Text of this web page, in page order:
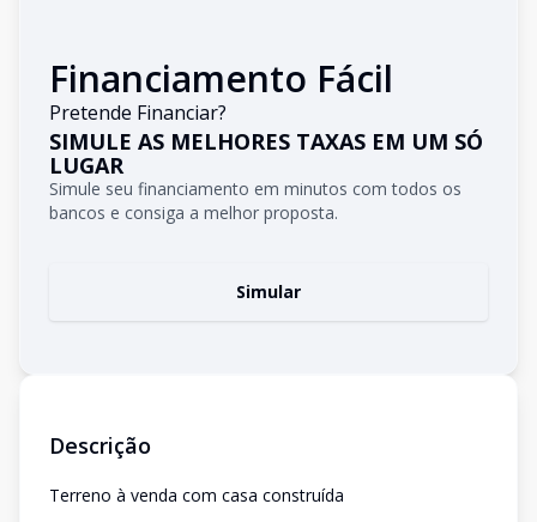
Financiamento Fácil
Pretende Financiar?
SIMULE AS MELHORES TAXAS EM UM SÓ
LUGAR
Simule seu financiamento em minutos com todos os
bancos e consiga a melhor proposta.
Simular
Descrição
Terreno à venda com casa construída